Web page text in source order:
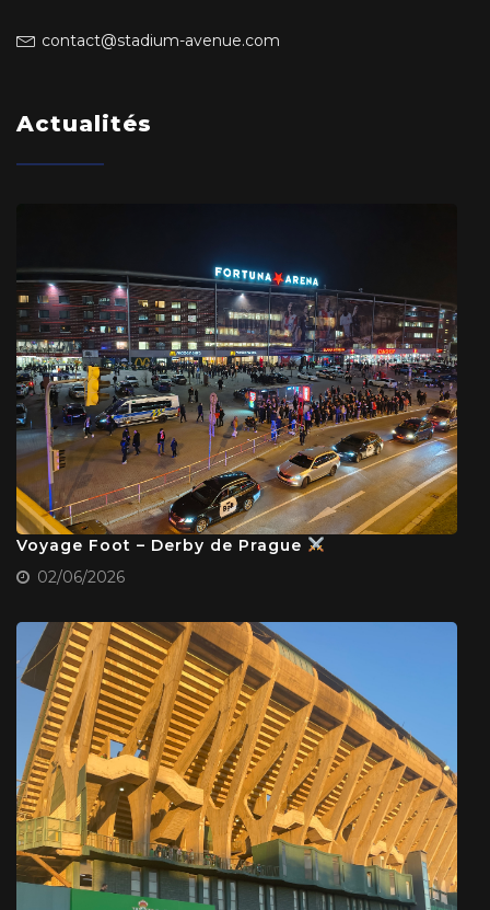
contact@stadium-avenue.com
Actualités
Voyage Foot – Derby de Prague
02/06/2026